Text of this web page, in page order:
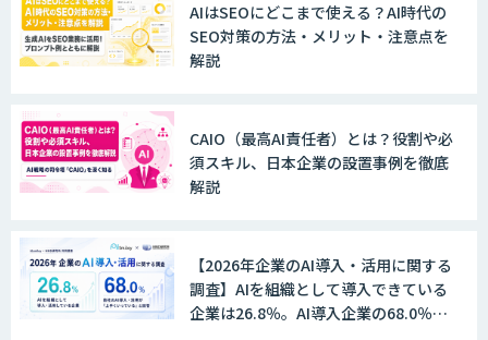
GENIEE SFA/CRM
WAN-RECORD Plus
Explaza 生成AI Partner | AX
AIはSEOにどこまで使える？AI時代の
SEO対策の方法・メリット・注意点を
解説
CAIO（最高AI責任者）とは？役割や必
須スキル、日本企業の設置事例を徹底
解説
【2026年企業のAI導入・活用に関する
調査】AIを組織として導入できている
企業は26.8％。AI導入企業の68.0％